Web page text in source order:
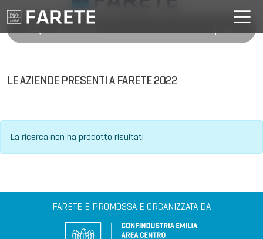
LE AZIENDE PRESENTI A FARETE 2022
La ricerca non ha prodotto risultati
FARETE È PROMOSSA E ORGANIZZATA DA